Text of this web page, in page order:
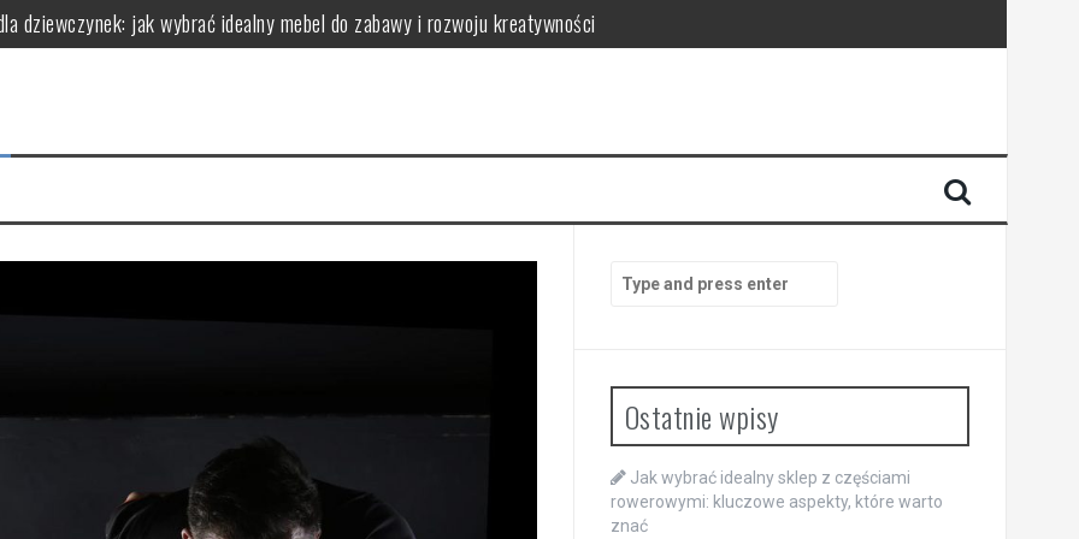
dziewczynek: jak wybrać idealny mebel do zabawy i rozwoju kreatywności
(dla wrażliwej i trądzikowej) – jak wdrożyć
bez ryzyka „zapychania”
faktycznie robi robotę (zależnie od celu)
kluczowe aspekty, które warto znać
Search
for:
Ostatnie wpisy
Jak wybrać idealny sklep z częściami
rowerowymi: kluczowe aspekty, które warto
znać